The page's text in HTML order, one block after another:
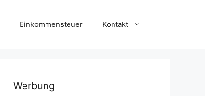
Einkommensteuer Kontakt
Werbung